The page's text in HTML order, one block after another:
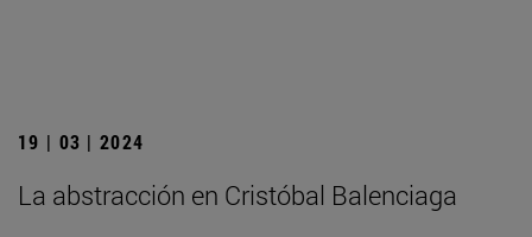
19 | 03 | 2024
La abstracción en Cristóbal Balenciaga